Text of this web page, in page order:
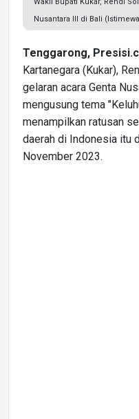
Nusantara III di Bali
Tenggarong,
Kartanegara (Kukar),
gelaran acara Genta
mengusung tema
menampilkan ratusan
daerah di Indonesia itu
November 2023.